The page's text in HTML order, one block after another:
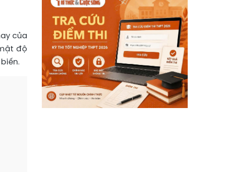
của
độ